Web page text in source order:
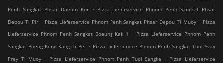
Penh Sangkat Phsar Daeum Kor
. Pizza Lieferservice Phnom Penh Sangkat Phsar
Depou Ti Pir . Pizza Lieferservice Phnom Penh Sangkat Phsar Depou Ti Muoy . Pizza
Lieferservice Phnom Penh Sangkat Boeung Kak 1
. Pizza Lieferservice Phnom Penh
Sangkat Boeng Keng Kang Ti Bei . Pizza Lieferservice Phnom Penh Sangkat Tuol Svay
Prey Ti Muoy
. Pizza Lieferservice Phnom Penh Tuol Sangke . Pizza Lieferservice